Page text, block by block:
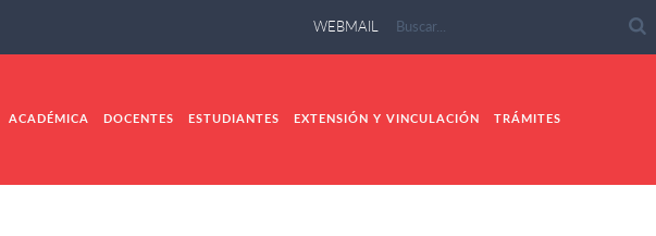
WEBMAIL
ACADÉMICA DOCENTES ESTUDIANTES EXTENSIÓN Y VINCULACIÓN TRÁMITES